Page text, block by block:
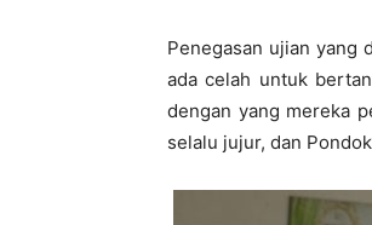
Penegasan ujian yang
ada celah untuk
dengan yang mereka
selalu jujur, dan